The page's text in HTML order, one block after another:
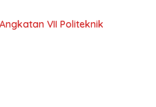
VII Politeknik